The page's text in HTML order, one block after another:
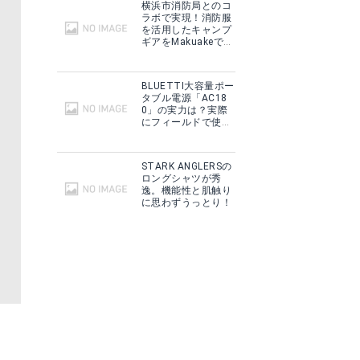
横浜市消防局とのコ
ラボで実現！消防服
を活用したキャンプ
ギアをMakuakeで予
BLUETTI大容量ポー
タブル電源「AC18
0」の実力は？実際
にフィールドで使用
STARK ANGLERSの
ロングシャツが秀
逸。機能性と肌触り
に思わずうっとり！